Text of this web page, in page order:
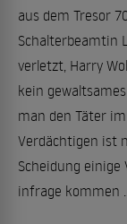
aus dem Tresor
Schalterbeamtin
verletzt, Harry
kein
man den Täter
Verdächtigen ist
Scheidung einige
infrage kommen